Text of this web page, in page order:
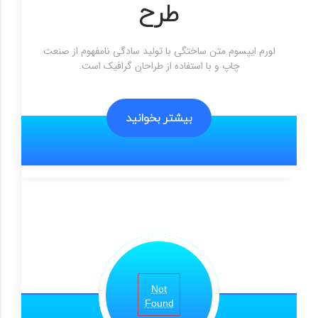
طرح
لورم ایپسوم متن ساختگی با تولید سادگی نامفهوم از صنعت
چاپ و با استفاده از طراحان گرافیک است.
بیشتر بخوانید
بیشتر بخوانید
Not
Found